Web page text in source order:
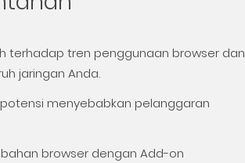
terhadap tren penggunaan browser dan
jaringan Anda.
menyebabkan pelanggaran
browser dengan Add-on